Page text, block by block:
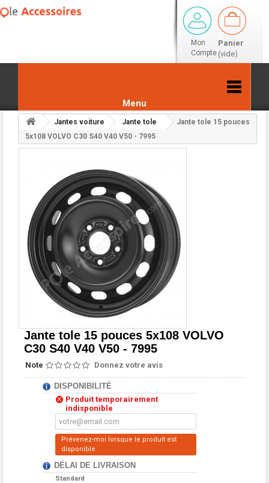
Mon
Compte
Panier
(vide)
Menu
Jantes voiture Jante tole
Jante tole 15 pouces
5x108 VOLVO C30 S40 V40 V50 - 7995
Jante tole 15 pouces 5x108 VOLVO
C30 S40 V40 V50 - 7995
Note Donnez votre avis
DISPONIBILITÉ
Produit temporairement
indisponible
Prévenez-moi lorsque le produit est
disponible
DÉLAI DE LIVRAISON
Standard